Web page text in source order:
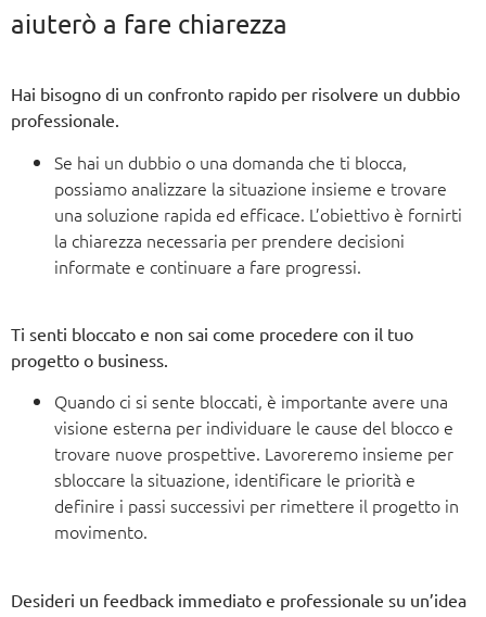
aiuterò a fare chiarezza
Hai bisogno di un confronto rapido per risolvere un dubbio
professionale.
Se hai un dubbio o una domanda che ti blocca,
possiamo analizzare la situazione insieme e trovare
una soluzione rapida ed efficace. L’obiettivo è fornirti
la chiarezza necessaria per prendere decisioni
informate e continuare a fare progressi.
Ti senti bloccato e non sai come procedere con il tuo
progetto o business.
Quando ci si sente bloccati, è importante avere una
visione esterna per individuare le cause del blocco e
trovare nuove prospettive. Lavoreremo insieme per
sbloccare la situazione, identificare le priorità e
definire i passi successivi per rimettere il progetto in
movimento.
Desideri un feedback immediato e professionale su un’idea